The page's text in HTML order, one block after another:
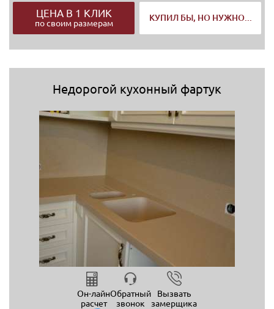
ЦЕНА В 1 КЛИК
по своим размерам
КУПИЛ БЫ, НО НУЖНО...
Недорогой кухонный фартук
Он-лайн
расчет
Обратный
звонок
Вызвать
замерщика